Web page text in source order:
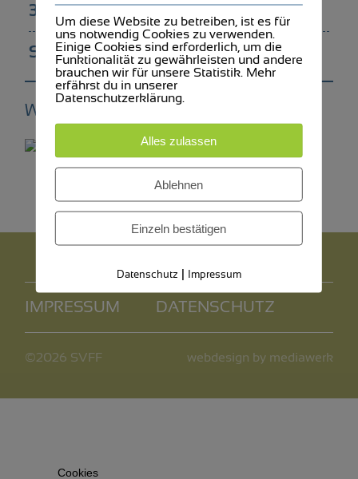
3012 Bern
SVFF Bern
Weitere Infos folgen!
IMPRESSUM DATENSCHUTZ
©2026 SVFF webdesign by mediawerk
Cookies
Um diese Website zu betreiben, ist es für
uns notwendig Cookies zu verwenden.
Einige Cookies sind erforderlich, um die
Funktionalität zu gewährleisten und andere
brauchen wir für unsere Statistik. Mehr
erfährst du in unserer
Datenschutzerklärung.
Alles zulassen
Ablehnen
Einzeln bestätigen
Datenschutz | Impressum